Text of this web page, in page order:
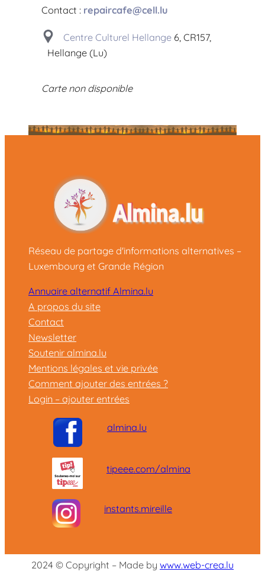
Contact : repaircafe@cell.lu
Centre Culturel Hellange 6, CR157,
Hellange (Lu)
Carte non disponible
Réseau de partage d'informations alternatives –
Luxembourg et Grande Région
Annuaire alternatif Almina.lu
A propos du site
Contact
Newsletter
Soutenir almina.lu
Mentions légales et vie privée
Comment ajouter des entrées ?
Login – ajouter entrées
almina.lu
tipeee.com/almina
instants.mireille
2024 © Copyright – Made by www.web-crea.lu